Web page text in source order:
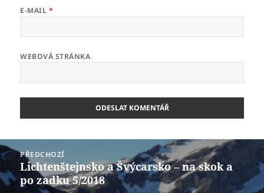
E-MAIL *
WEBOVÁ STRÁNKA
Navigace
pro
příspěvek
PŘEDCHOZÍ
Předchozí
příspěvek:
Lichtenštejnsko a Švýcarsko – na skok a
po zadku 5/2018